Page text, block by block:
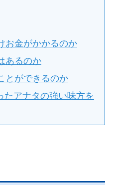
お金がかかるのか
あるのか
とができるのか
たアナタの強い味方を